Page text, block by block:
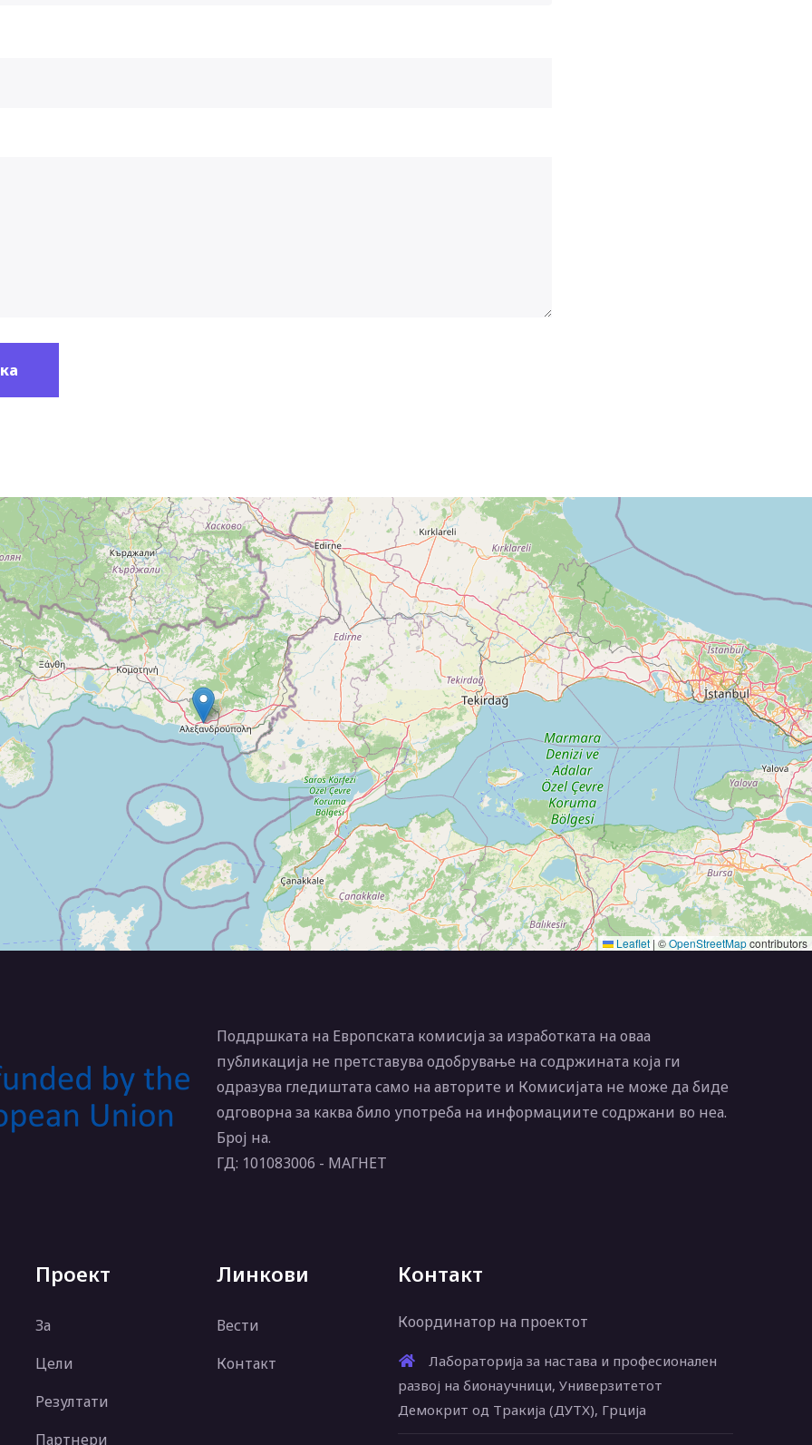
Leaflet | ©OpenStreetMapcontributors
Поддршката на Европската комисија за изработката на оваа
публикација не претставува одобрување на содржината која ги
одразува гледиштата само на авторите и Комисијата не може да биде
одговорна за каква било употреба на информациите содржани во неа.
Број на.
ГД: 101083006 - МАГНЕТ
Проект
За
Цели
Резултати
Партнери
Линкови
Вести
Контакт
Контакт
Координатор на проектот
Лабораторија за настава и професионален
развој на бионаучници, Универзитетот
Демокрит од Тракија (ДУТХ), Грција